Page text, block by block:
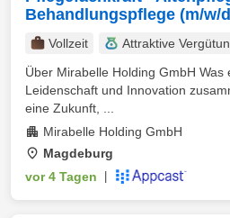
Behandlungspflege (m/w/
Vollzeit Attraktive
Über Mirabelle Holding GmbH Was
Leidenschaft und Innovation
eine Zukunft, ...
Mirabelle Holding GmbH
Magdeburg
vor 4 Tagen